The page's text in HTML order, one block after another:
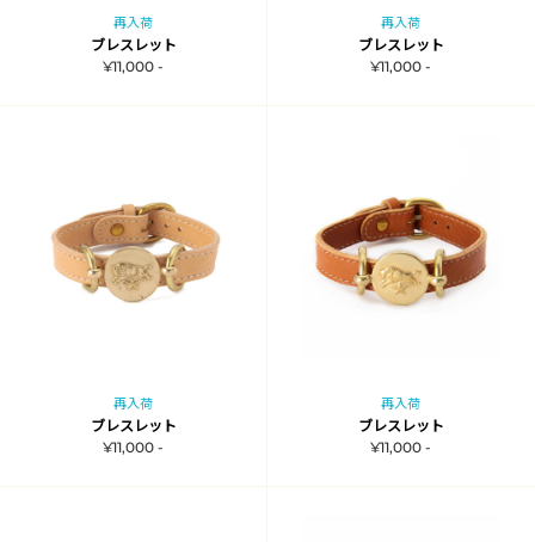
再入荷
ブレスレット
¥11,000 -
再入荷
ブレスレット
¥11,000 -
再入荷
ブレスレット
¥11,000 -
再入荷
ブレスレット
¥11,000 -